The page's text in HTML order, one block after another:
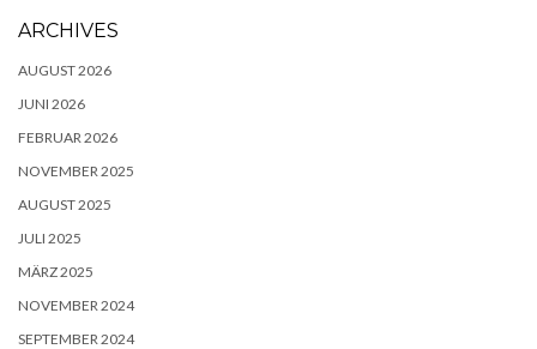
ARCHIVES
AUGUST 2026
JUNI 2026
FEBRUAR 2026
NOVEMBER 2025
AUGUST 2025
JULI 2025
MÄRZ 2025
NOVEMBER 2024
SEPTEMBER 2024